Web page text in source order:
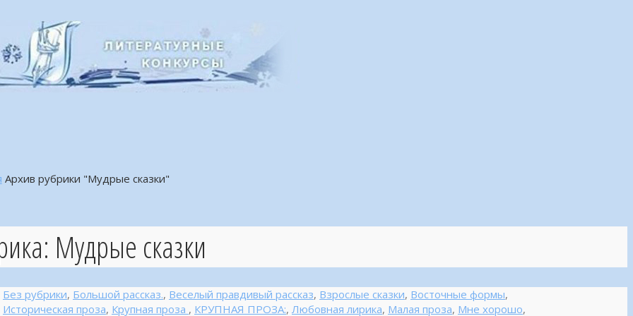
Архив рубрики "Мудрые сказки"
Мудрые сказки
Без рубрики, Большой рассказ., Веселый правдивый рассказ, Взрослые сказки, Восточные формы,
Историческая проза, Крупная проза , КРУПНАЯ ПРОЗА:, Любовная лирика, Малая проза, Мне хорошо,